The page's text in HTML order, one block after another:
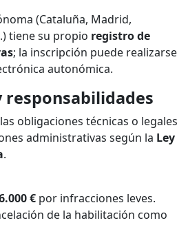
(Cataluña, Madrid,
tiene su propio registro de
; la inscripción puede realizarse
autonómica.
responsabilidades
obligaciones técnicas o legales
administrativas según la Ley
.
€ por infracciones leves.
de la habilitación como